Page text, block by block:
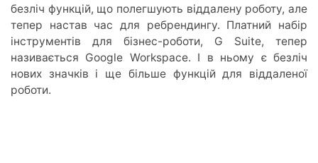
безліч функцій, що полегшують віддалену роботу, але
тепер настав час для ребрендингу. Платний набір
інструментів для бізнес-роботи, G Suite, тепер
називається Google Workspace. І в ньому є безліч
нових значків і ще більше функцій для віддаленої
роботи.